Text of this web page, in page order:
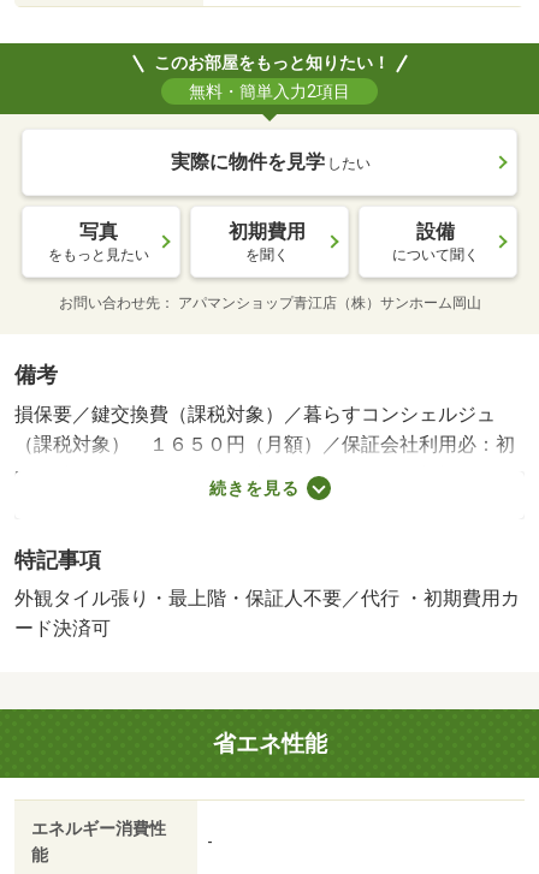
このお部屋をもっと知りたい！
無料・簡単入力2項目
実際に物件を見学 したい
写真
をもっと見たい
初期費用
を聞く
設備
について聞く
お問い合わせ先 アパマンショップ青江店（株）サンホーム岡山
備考
損保要／鍵交換費（課税対象）／暮らすコンシェルジュ
（課税対象） １６５０円（月額）／保証会社利用必：初
回：総額の５５％、月額：総額の１．５％、１年毎１万円
要 【学生プラン】初回：１万円、月額５５０円、更新料
ございます。／［退去時費用 ルームクリーニング費：４
４，０００円※故意・過失等別途実費］解約予告：２ヶ月
前 水道料：実費 町会費：実費 インターネット無料：
アコン／クロゼット／フローリング／オートロック／室内
洗濯置／シューズボックス／エレベーター／駐輪場／宅配
ボックス／光ファイバー／外壁タイル張り／即入居可／礼
金不要／最上階／敷金不要／防犯カメラ／ＩＨクッキング
ヒーター／照明付／保証人不要／バイク置場／２沿線利用
可／駅まで平坦／ネット使用料不要／２駅利用可／駅徒歩
続きを見る
特記事項
外観タイル張り・最上階・保証人不要／代行 ・初期費用カ
ード決済可
省エネ性能
エネルギー消費性
能
-